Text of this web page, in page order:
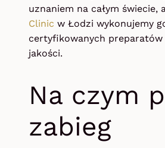
uznaniem na całym świecie,
Clinic w Łodzi wykonujemy
certyfikowanych preparatów
jakości.
Na czym
zabieg